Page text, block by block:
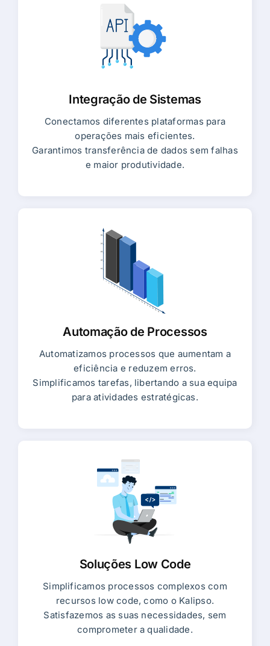
Integração de Sistemas
Conectamos diferentes plataformas para
operações mais eficientes.
Garantimos transferência de dados sem falhas
e maior produtividade.
Automação de Processos
Automatizamos processos que aumentam a
eficiência e reduzem erros.
Simplificamos tarefas, libertando a sua equipa
para atividades estratégicas.
Soluções Low Code
Simplificamos processos complexos com
recursos low code, como o Kalipso.
Satisfazemos as suas necessidades, sem
comprometer a qualidade.